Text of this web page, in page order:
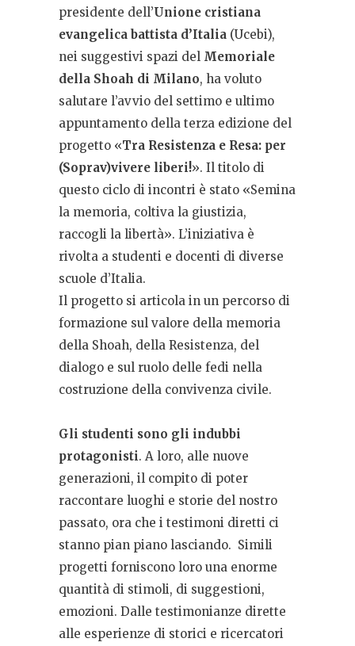
presidente dell’Unione cristiana
evangelica battista d’Italia (Ucebi),
nei suggestivi spazi del Memoriale
della Shoah di Milano, ha voluto
salutare l’avvio del settimo e ultimo
appuntamento della terza edizione del
progetto «Tra Resistenza e Resa: per
(Soprav)vivere liberi!». Il titolo di
questo ciclo di incontri è stato «Semina
la memoria, coltiva la giustizia,
raccogli la libertà». L’iniziativa è
rivolta a studenti e docenti di diverse
scuole d’Italia.
Il progetto si articola in un percorso di
formazione sul valore della memoria
della Shoah, della Resistenza, del
dialogo e sul ruolo delle fedi nella
costruzione della convivenza civile.
Gli studenti sono gli indubbi
protagonisti. A loro, alle nuove
generazioni, il compito di poter
raccontare luoghi e storie del nostro
passato, ora che i testimoni diretti ci
stanno pian piano lasciando. Simili
progetti forniscono loro una enorme
quantità di stimoli, di suggestioni,
emozioni. Dalle testimonianze dirette
alle esperienze di storici e ricercatori